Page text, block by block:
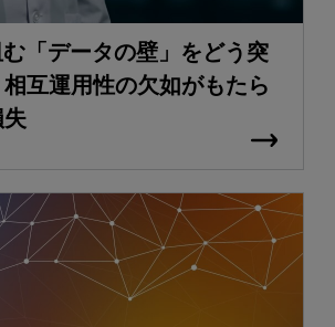
「データの壁」をどう突
互運用性の欠如がもたら